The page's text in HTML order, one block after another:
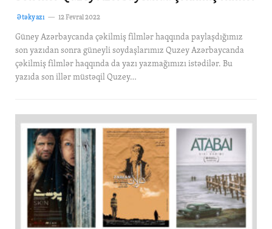
Ətəkyazı 12 Fevral 2022
Güney Azərbaycanda çəkilmiş filmlər haqqında paylaşdığımız
son yazıdan sonra güneyli soydaşlarımız Quzey Azərbaycanda
çəkilmiş filmlər haqqında da yazı yazmağımızı istədilər. Bu
yazıda son illər müstəqil Quzey…